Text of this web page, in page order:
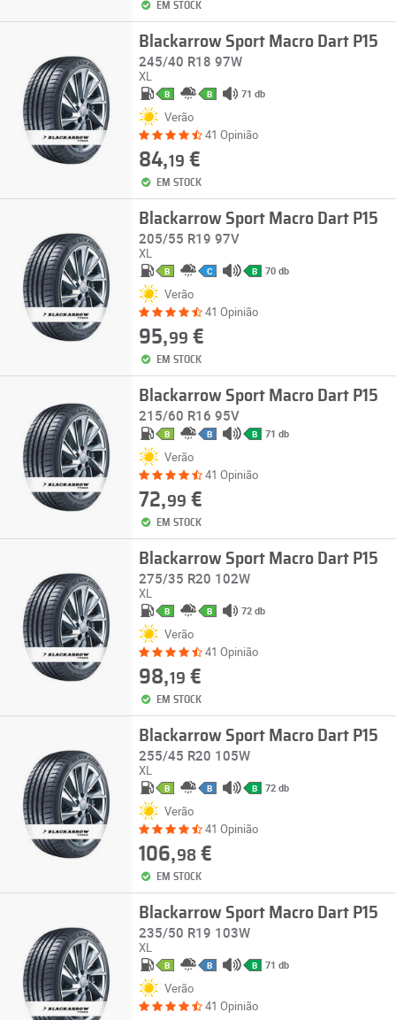
EM STOCK
Blackarrow Sport Macro Dart P15
245/40 R18 97W
XL
B B 71 db
Verão
41 Opinião
84,19 €
EM STOCK
Blackarrow Sport Macro Dart P15
205/55 R19 97V
XL
B C B 70 db
Verão
41 Opinião
95,99 €
EM STOCK
Blackarrow Sport Macro Dart P15
215/60 R16 95V
B B B 71 db
Verão
41 Opinião
72,99 €
EM STOCK
Blackarrow Sport Macro Dart P15
275/35 R20 102W
XL
B B 72 db
Verão
41 Opinião
98,19 €
EM STOCK
Blackarrow Sport Macro Dart P15
255/45 R20 105W
XL
B B B 72 db
Verão
41 Opinião
106,98€
EM STOCK
Blackarrow Sport Macro Dart P15
235/50 R19 103W
XL
B B B 71 db
Verão
41 Opinião